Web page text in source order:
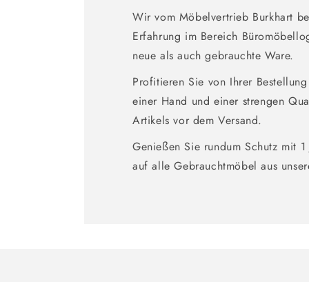
Wir vom Möbelvertrieb Burkhart
Erfahrung im Bereich
neue als auch gebrauchte Ware.
Profitieren Sie von Ihrer
einer Hand und einer strengen
Artikels vor dem Versand.
Genießen Sie rundum Schutz mit 1
auf alle Gebrauchtmöbel aus